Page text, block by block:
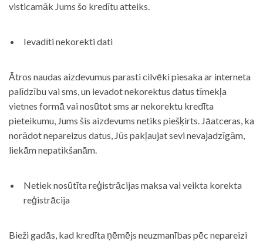
visticamāk Jums šo kredītu atteiks.
Ievadīti nekorekti dati
Ātros naudas aizdevumus parasti cilvēki piesaka ar interneta
palīdzību vai sms, un ievadot nekorektus datus tīmekļa
vietnes formā vai nosūtot sms ar nekorektu kredīta
pieteikumu, Jums šis aizdevums netiks piešķirts. Jāatceras, ka
norādot nepareizus datus, Jūs pakļaujat sevi nevajadzīgām,
liekām nepatikšanām.
Netiek nosūtīta reģistrācijas maksa vai veikta korekta
reģistrācija
Bieži gadās, kad kredīta ņēmējs neuzmanības pēc nepareizi